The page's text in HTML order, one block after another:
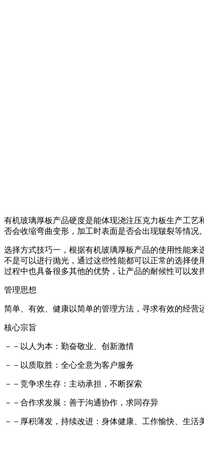
有机玻璃厚板产品硬度是能体现浇注压克力板生产工
否会收缩弯曲变形，加工时表面是否会出现皲裂等情况
选择方式技巧一，根据有机玻璃厚板产品的使用性能
不是可以进行抛光，通过这些性能都可以正常的选择
过程中也具备很多其他的优势，让产品的耐候性可以发
管理思想
简单、有效、健康以简单的管理方法，寻求有效的经营
核心宗旨
－－以人为本：勤奋敬业、创新激情
－－以质取胜：全心全意为客户服务
－－竞争求生存：主动承担，不断探索
－－合作求发展：善于沟通协作，求同存异
－－厚积薄发，持续改进：身体健康、工作愉快、生活